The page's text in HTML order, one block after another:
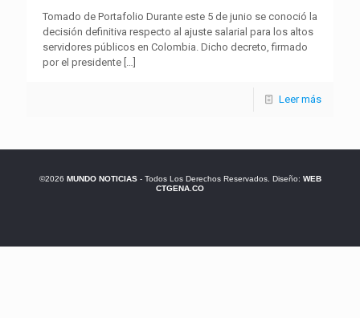
Tomado de Portafolio Durante este 5 de junio se conoció la
decisión definitiva respecto al ajuste salarial para los altos
servidores públicos en Colombia. Dicho decreto, firmado
por el presidente […]
Leer más
©2026 MUNDO NOTICIAS- Todos Los Derechos Reservados. Diseño: WEB
CTGENA.CO